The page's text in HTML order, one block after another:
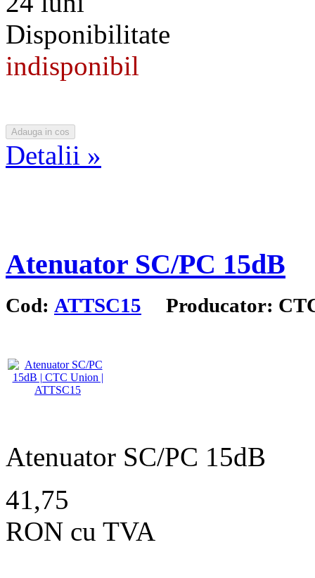
Disponibilitate
indisponibil
Detalii »
Atenuator SC/PC 15dB
Cod: ATTSC15 Producator:
Atenuator SC/PC 15dB
41,75
RON cu TVA